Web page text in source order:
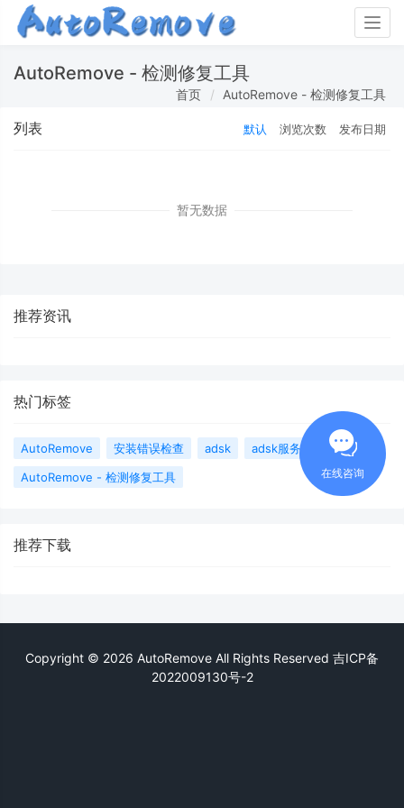
AutoRemove - 检测修复工具
首页 AutoRemove - 检测修复工具
列表 默认 浏览次数 发布日期
暂无数据
推荐资讯
热门标签
AutoRemove 安装错误检查 adsk
adsk服务
AutoRemove - 检测修复工具
推荐下载
Copyright © 2026 AutoRemove All Rights Reserved 吉ICP备
2022009130号-2
在线咨询